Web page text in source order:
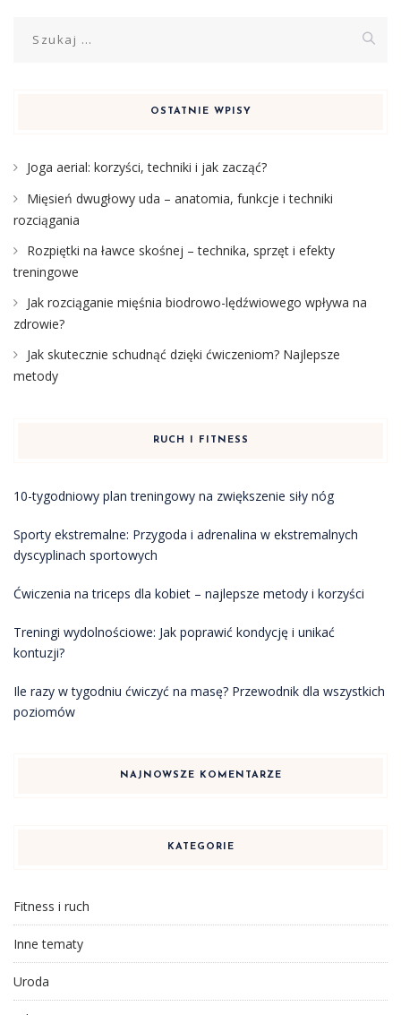
OSTATNIE WPISY
Joga aerial: korzyści, techniki i jak zacząć?
Mięsień dwugłowy uda – anatomia, funkcje i techniki
rozciągania
Rozpiętki na ławce skośnej – technika, sprzęt i efekty
treningowe
Jak rozciąganie mięśnia biodrowo-lędźwiowego wpływa na
zdrowie?
Jak skutecznie schudnąć dzięki ćwiczeniom? Najlepsze
metody
RUCH I FITNESS
10-tygodniowy plan treningowy na zwiększenie siły nóg
Sporty ekstremalne: Przygoda i adrenalina w ekstremalnych
dyscyplinach sportowych
Ćwiczenia na triceps dla kobiet – najlepsze metody i korzyści
Treningi wydolnościowe: Jak poprawić kondycję i unikać
kontuzji?
Ile razy w tygodniu ćwiczyć na masę? Przewodnik dla wszystkich
poziomów
NAJNOWSZE KOMENTARZE
KATEGORIE
Fitness i ruch
Inne tematy
Uroda